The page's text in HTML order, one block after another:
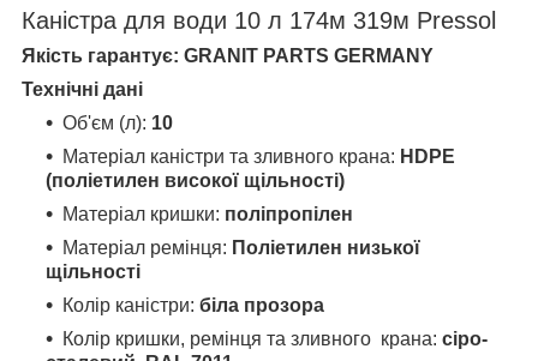
Каністра для води 10 л 174м 319м Pressol
Якість гарантує: GRANIT PARTS GERMANY
Технічні дані
Об'єм (л): 10
Матеріал каністри та зливного крана: HDPE
(поліетилен високої щільності)
Матеріал кришки: поліпропілен
Матеріал ремінця: Поліетилен низької
щільності
Колір каністри: біла прозора
Колір кришки, ремінця та зливного крана: сіро-